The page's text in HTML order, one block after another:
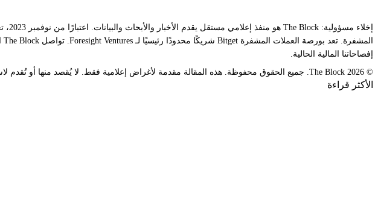
إفصاحاتنا المالية الحالية.
© 2026 The Block. جميع الحقوق محفوظة. هذه المقالة مقدمة لأغراض إعلامية فقط. لا يُقصد منها أو تُقدم لاستخدامها كنصيحة قانونية أو ضريبية أو استثمارية أو مالية أو أي نصيحة أخرى.
الأكثر قراءة